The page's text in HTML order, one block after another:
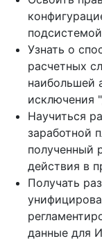
Узнать о
расчетных
наибольшей
исключения
Научиться
заработной
полученный
действия в
Получать
данные для